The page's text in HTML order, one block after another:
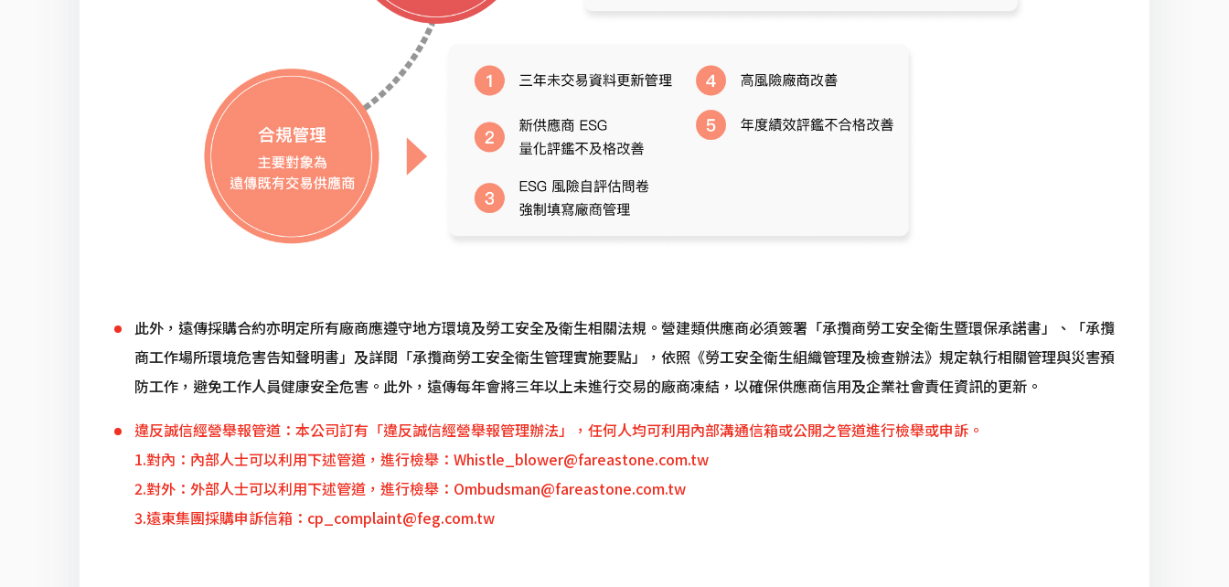
此外，遠傳採購合約亦明定所有廠商應遵守地方環境及勞工安全及衛生相關法規。營建類供應商必須簽署「承攬商勞工安全衛生暨環保承諾書」、「承攬
商工作場所環境危害告知聲明書」及詳閱「承攬商勞工安全衛生管理實施要點」，依照《勞工安全衛生組織管理及檢查辦法》規定執行相關管理與災害預
防工作，避免工作人員健康安全危害。此外，遠傳每年會將三年以上未進行交易的廠商凍結，以確保供應商信用及企業社會責任資訊的更新。
違反誠信經營舉報管道：本公司訂有「違反誠信經營舉報管理辦法」，任何人均可利用內部溝通信箱或公開之管道進行檢舉或申訴。
1.對內：內部人士可以利用下述管道，進行檢舉：Whistle_blower@fareastone.com.tw
2.對外：外部人士可以利用下述管道，進行檢舉：Ombudsman@fareastone.com.tw
3.遠東集團採購申訴信箱：cp_complaint@feg.com.tw